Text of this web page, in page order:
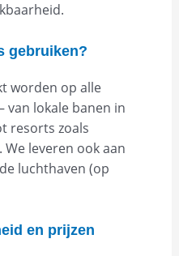
gebruiken?
worden op alle
lokale banen in
resorts zoals
We leveren ook aan
luchthaven (op
en prijzen